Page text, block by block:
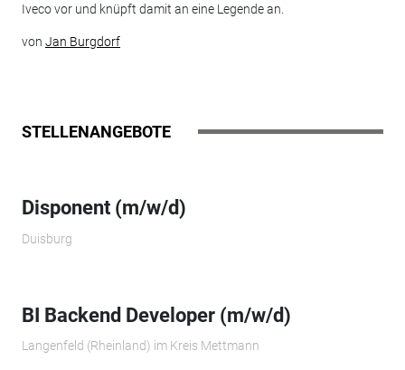
Iveco vor und knüpft damit an eine Legende an.
von Jan Burgdorf
STELLENANGEBOTE
Disponent (m/w/d)
Duisburg
BI Backend Developer (m/w/d)
Langenfeld (Rheinland) im Kreis Mettmann